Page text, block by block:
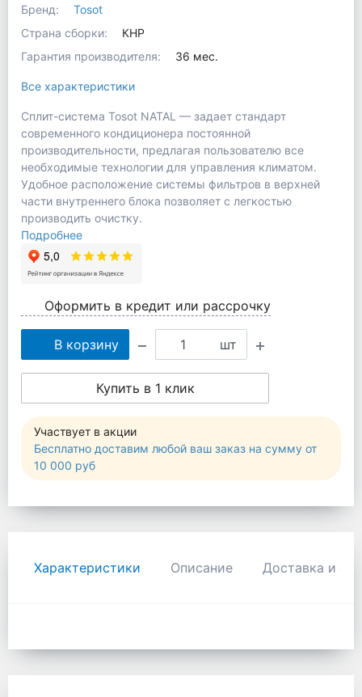
Бренд:
Tosot
Страна сборки:
КНР
Гарантия производителя:
36 мес.
Все характеристики
Сплит-система Tosot NATAL — задает стандарт
современного кондиционера постоянной
производительности, предлагая пользователю все
необходимые технологии для управления климатом.
Удобное расположение системы фильтров в верхней
части внутреннего блока позволяет с легкостью
производить очистку.
Подробнее
Оформить в кредит или рассрочку
В корзину шт
Купить в 1 клик
Участвует в акции
Бесплатно доставим любой ваш заказ на сумму от
10 000 руб
Характеристики Описание Доставка и